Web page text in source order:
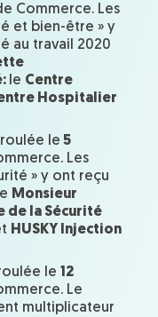
Commerce. Les
et bien-être » y
au travail 2020
le Centre
Hospitalier
le 5
Les
» y ont reçu
Monsieur
de la Sécurité
HUSKY Injection
le 12
Le
multiplicateur